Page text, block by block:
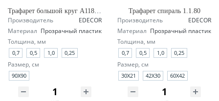
Трафарет большой круг А118 четверть
Производитель
EDECOR
Материал Прозрачный пластик
Толщина, мм
0,7 0,5 1,0 0,25
Размер, см
90X90
Трафарет спираль 1.1.80
Производитель
EDECOR
Материал Прозрачный пластик
Толщина, мм
0,7 0,5 1,0 0,25
Размер, см
30X21 42X30 60X42